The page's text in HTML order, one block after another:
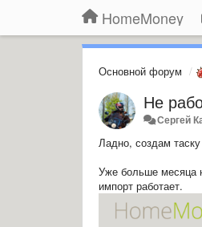
HomeMoney
Основной форум
Не
Сергей
Ладно, создам
Уже больше месяца
импорт работает.